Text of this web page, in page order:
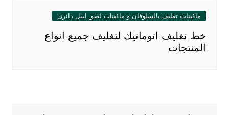
ماكينات تغليف بالسلوفان و ماكينات لصق ليبل دائرى
خط تغليف اتوماتيك لتغليف جميع انواع
المنتجات